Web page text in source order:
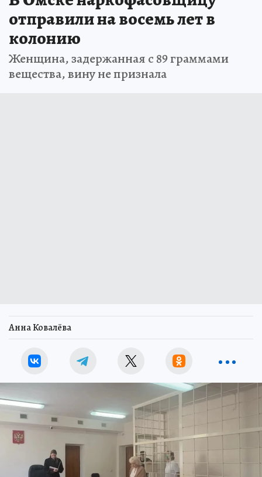
отправили на восемь лет в
колонию
Женщина, задержанная с 89 граммами
вещества, вину не признала
Анна Ковалёва